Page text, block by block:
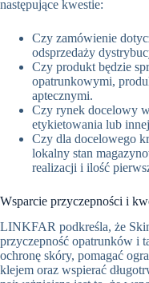
następujące kwestie:
Czy zamówienie
odsprzedaży
Czy produkt będzie
opatrunkowymi,
aptecznymi.
Czy rynek docelowy
etykietowania lub
Czy dla docelowego
lokalny stan
realizacji i ilość
Wsparcie przyczepności i
LINKFAR podkreśla, że
przyczepność opatrunków i
ochronę skóry, pomagać
klejem oraz wspierać